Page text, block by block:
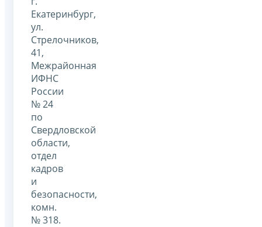
Екатеринбург,
ул.
Стрелочников,
41,
Межрайонная
ИФНС
России
№ 24
по
Свердловской
области,
отдел
кадров
и
безопасности,
комн.
№ 318.